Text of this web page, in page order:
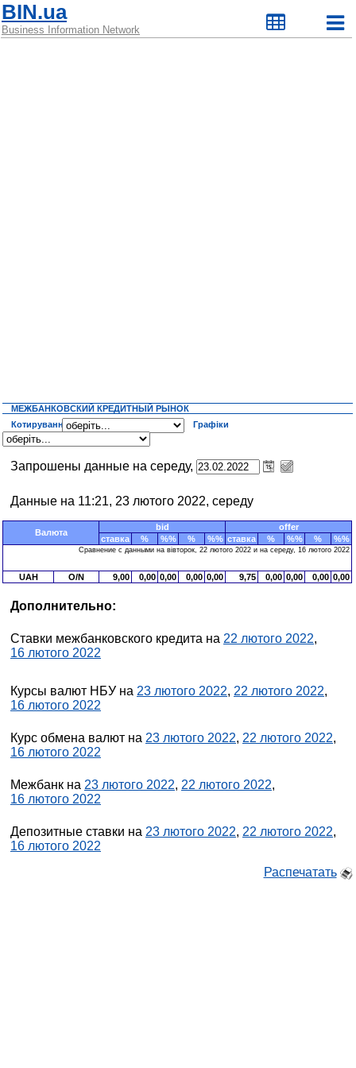
BIN.ua
Business Information Network
МЕЖБАНКОВСКИЙ КРЕДИТНЫЙ РЫНОК
Котирування
Графіки
Запрошены данные на середу,
Данные на 11:21, 23 лютого 2022, середу
Валюта
bid
offer
ставка
% %% % %% ставка % %% % %%
Сравнение с данными на вівторок, 22 лютого 2022 и на середу, 16 лютого 2022
UAH O/N 9,00 0,00 0,00 0,00 0,00 9,75 0,00 0,00 0,00 0,00
Дополнительно:
Ставки межбанковского кредита на 22 лютого 2022,
16 лютого 2022
Курсы валют НБУ на 23 лютого 2022, 22 лютого 2022,
16 лютого 2022
Курс обмена валют на 23 лютого 2022, 22 лютого 2022,
16 лютого 2022
Межбанк на 23 лютого 2022, 22 лютого 2022,
16 лютого 2022
Депозитные ставки на 23 лютого 2022, 22 лютого 2022,
16 лютого 2022
Распечатать